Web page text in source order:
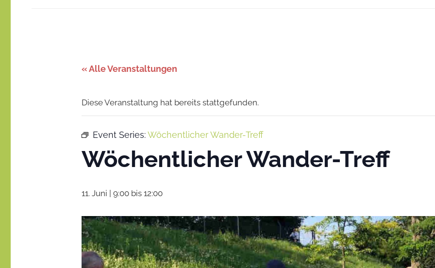
Miteinanders
« Alle Veranstaltungen
Diese Veranstaltung hat bereits stattgefunden.
Event Series:Wöchentlicher Wander-Treff
Wöchentlicher Wander-Treff
11. Juni | 9:00 bis 12:00